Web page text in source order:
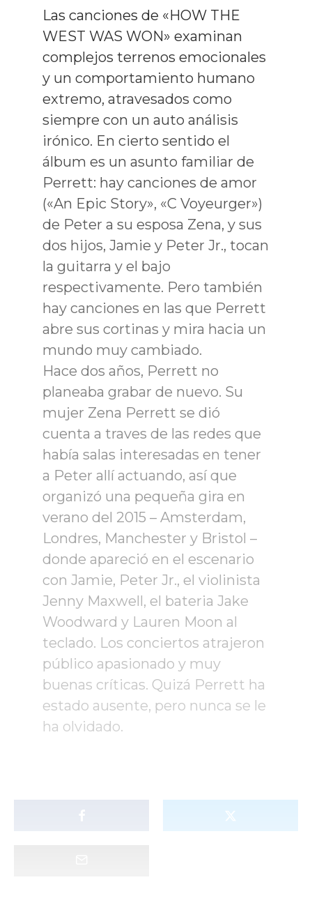
Las canciones de «HOW THE
WEST WAS WON» examinan
complejos terrenos emocionales
y un comportamiento humano
extremo, atravesados como
siempre con un auto análisis
irónico. En cierto sentido el
álbum es un asunto familiar de
Perrett: hay canciones de amor
(«An Epic Story», «C Voyeurger»)
de Peter a su esposa Zena, y sus
dos hijos, Jamie y Peter Jr., tocan
la guitarra y el bajo
respectivamente. Pero también
hay canciones en las que Perrett
abre sus cortinas y mira hacia un
mundo muy cambiado.
Hace dos años, Perrett no
planeaba grabar de nuevo. Su
mujer Zena Perrett se dió
cuenta a traves de las redes que
había salas interesadas en tener
a Peter allí actuando, así que
organizó una pequeña gira en
verano del 2015 – Amsterdam,
Londres, Manchester y Bristol –
donde apareció en el escenario
con Jamie, Peter Jr., el violinista
Jenny Maxwell, el bateria Jake
Woodward y Lauren Moon al
teclado. Los conciertos atrajeron
público apasionado y muy
buenas críticas. Quizá Perrett ha
estado ausente, pero nunca se le
ha olvidado.